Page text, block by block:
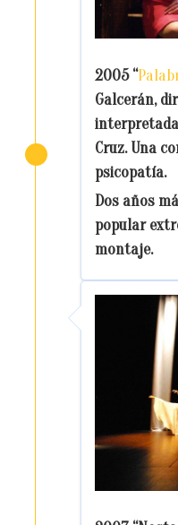
2005 “
Galcerán,
Cruz. Una
psicopatía.
Dos años
popular
montaje.